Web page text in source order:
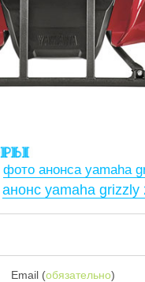
фото анонса yamaha
анонс yamaha grizzly
Email (обязательно)